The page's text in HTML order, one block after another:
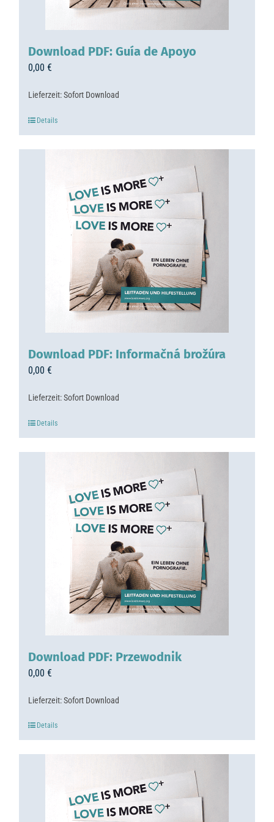
Download PDF: Guía de Apoyo
0,00 €
Lieferzeit:Sofort Download
Details
Download PDF: Informačná brožúra
0,00 €
Lieferzeit:Sofort Download
Details
Download PDF: Przewodnik
0,00 €
Lieferzeit:Sofort Download
Details